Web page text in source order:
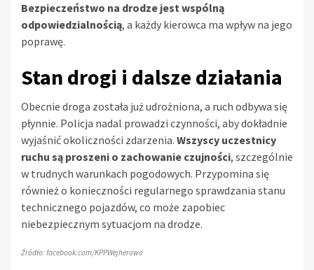
Bezpieczeństwo na drodze jest wspólną
odpowiedzialnością, a każdy kierowca ma wpływ na jego
poprawę.
Stan drogi i dalsze działania
Obecnie droga została już udrożniona, a ruch odbywa się
płynnie. Policja nadal prowadzi czynności, aby dokładnie
wyjaśnić okoliczności zdarzenia. Wszyscy uczestnicy
ruchu są proszeni o zachowanie czujności, szczególnie
w trudnych warunkach pogodowych. Przypomina się
również o konieczności regularnego sprawdzania stanu
technicznego pojazdów, co może zapobiec
niebezpiecznym sytuacjom na drodze.
Źródło: facebook.com/KPPWejherowo